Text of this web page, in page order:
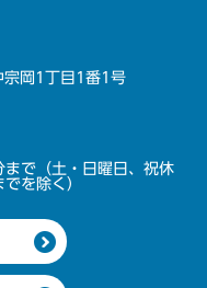
岡1丁目1番1号
で（土・日曜日、祝休
を除く）